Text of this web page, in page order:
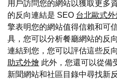
用戶訪問您的網站以獲取更多
的反向連結是 SEO 台北歐式外
擎表明您的網站值得信賴和可
具，您可以分析餐廳網站的反
連結到您，您可以評估這些反
助式外燴 此外，您還可以從備
新聞網站和社區目錄中尋找新